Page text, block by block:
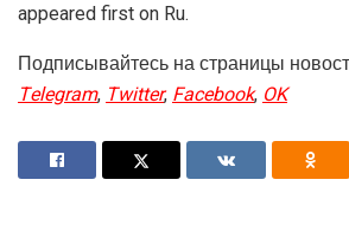
appeared first on Ru.
Подписывайтесь на страницы
Telegram,Twitter,Facebook,OK